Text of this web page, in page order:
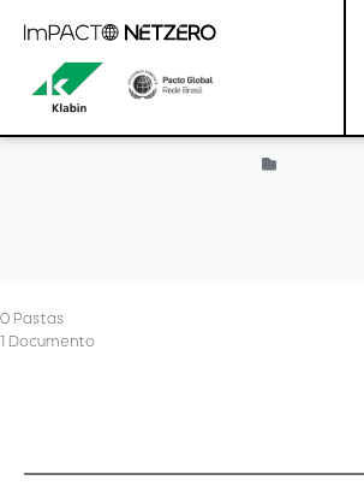
loading
0 Pastas
1 Documento